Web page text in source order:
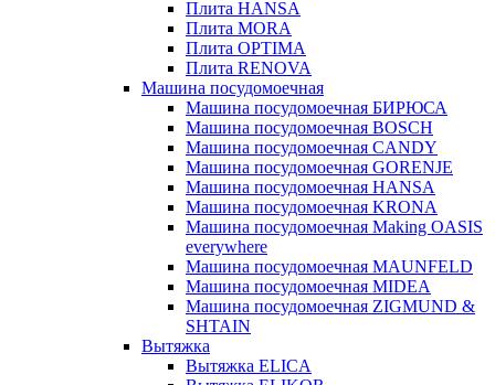
Плита HANSA
Плита MORA
Плита OPTIMA
Плита RENOVA
Машина посудомоечная
Машина посудомоечная БИРЮСА
Машина посудомоечная BOSCH
Машина посудомоечная CANDY
Машина посудомоечная GORENJE
Машина посудомоечная HANSA
Машина посудомоечная KRONA
Машина посудомоечная Making OASIS
everywhere
Машина посудомоечная MAUNFELD
Машина посудомоечная MIDEA
Машина посудомоечная ZIGMUND &
SHTAIN
Вытяжка
Вытяжка ELICA